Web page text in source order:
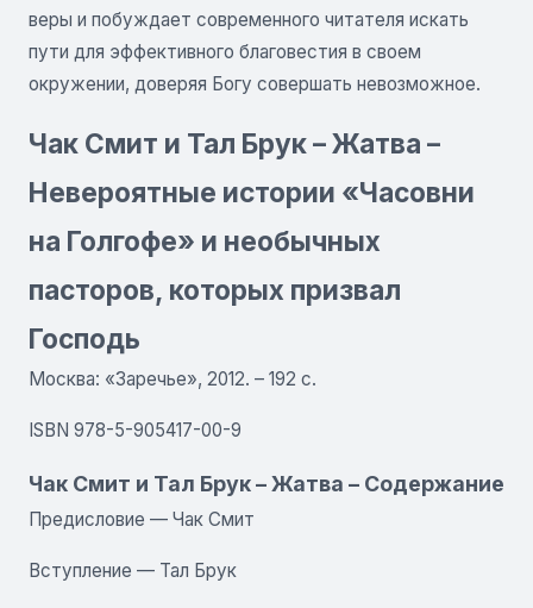
веры и побуждает современного читателя искать
пути для эффективного благовестия в своем
окружении, доверяя Богу совершать невозможное.
Чак Смит и Тал Брук – Жатва –
Невероятные истории «Часовни
на Голгофе» и необычных
пасторов, которых призвал
Господь
Москва: «Заречье», 2012. – 192 с.
ISBN 978-5-905417-00-9
Чак Смит и Тал Брук – Жатва – Содержание
Предисловие — Чак Смит
Вступление — Тал Брук